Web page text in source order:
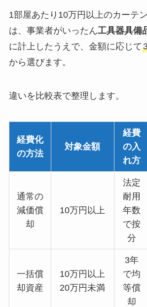
1部屋あたり10万円以上のカーテ
は、事業者がいったん工具器具備
に計上したうえで、金額に応じて
から選びます。
違いを比較表で整理します。
経費化
の方法
対象金額
経費
の入
れ方
通常の
減価償
却
10万円以上
法定
耐用
年数
で按
分
一括償
却資産
10万円以上
20万円未満
3年
で均
等償
却